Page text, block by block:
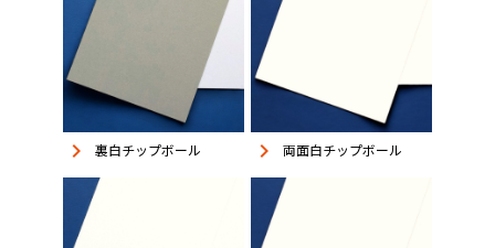
keyboard_arrow_right 裏白チップボール keyboard_arrow_right 両面白チップボール